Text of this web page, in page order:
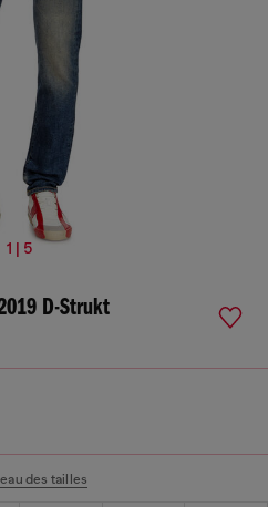
1 | 5
D-Strukt
des tailles